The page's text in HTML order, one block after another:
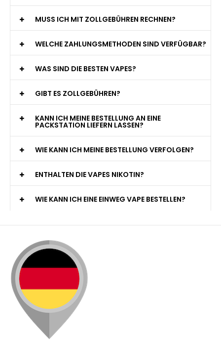
MUSS ICH MIT ZOLLGEBÜHREN RECHNEN?
WELCHE ZAHLUNGSMETHODEN SIND VERFÜGBAR?
WAS SIND DIE BESTEN VAPES?
GIBT ES ZOLLGEBÜHREN?
KANN ICH MEINE BESTELLUNG AN EINE
PACKSTATION LIEFERN LASSEN?
WIE KANN ICH MEINE BESTELLUNG VERFOLGEN?
ENTHALTEN DIE VAPES NIKOTIN?
WIE KANN ICH EINE EINWEG VAPE BESTELLEN?